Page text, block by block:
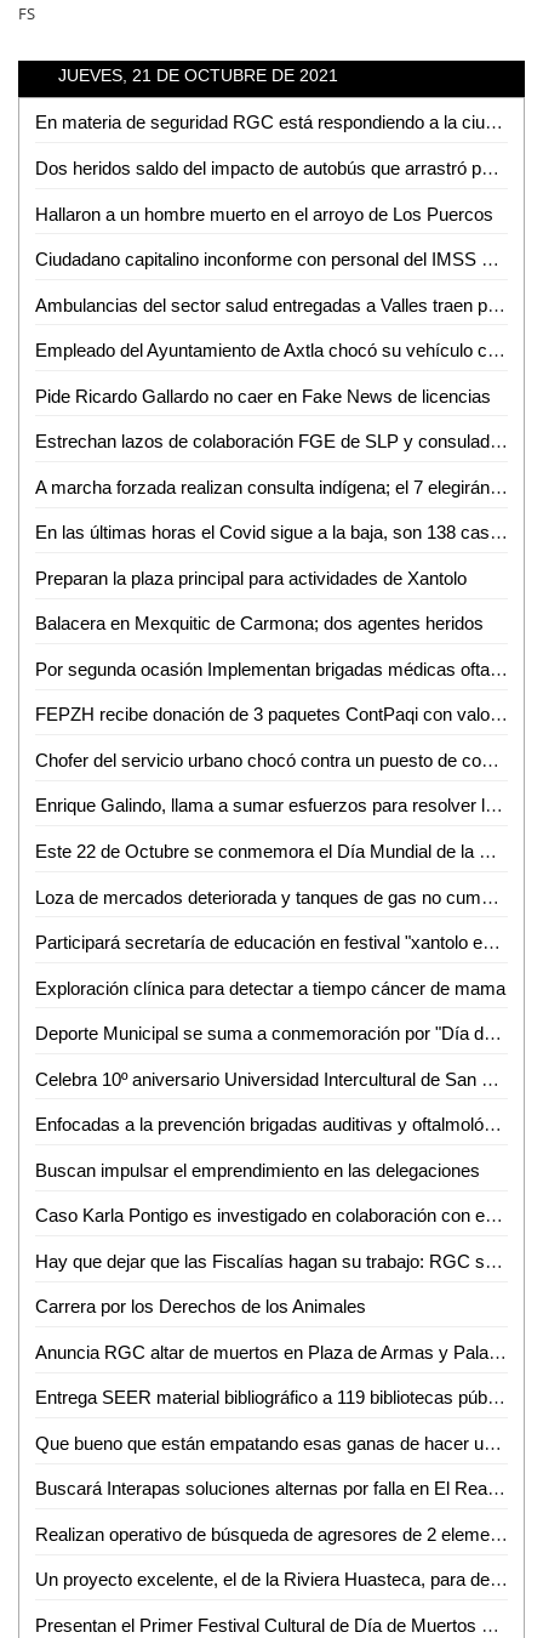
FS
JUEVES, 21 DE OCTUBRE DE 2021
En materia de seguridad RGC está respondiendo a la ciudadanía: Matilde Hernández
Dos heridos saldo del impacto de autobús que arrastró puesto de gorditas
Hallaron a un hombre muerto en el arroyo de Los Puercos
Ciudadano capitalino inconforme con personal del IMSS de Ciudad Valles
Ambulancias del sector salud entregadas a Valles traen placas sobrepuestas
Empleado del Ayuntamiento de Axtla chocó su vehículo contra una ambulancia de Tanlajás; 5 heridos
Pide Ricardo Gallardo no caer en Fake News de licencias
Estrechan lazos de colaboración FGE de SLP y consulado americano
A marcha forzada realizan consulta indígena; el 7 elegirán a su representante ante el municipio
En las últimas horas el Covid sigue a la baja, son 138 casos nuevos y 6 defunciones
Preparan la plaza principal para actividades de Xantolo
Balacera en Mexquitic de Carmona; dos agentes heridos
Por segunda ocasión Implementan brigadas médicas oftalmológicas y auditivas
FEPZH recibe donación de 3 paquetes ContPaqi con valor superior a los 300 mil pesos
Chofer del servicio urbano chocó contra un puesto de comida; 2 heridos
Enrique Galindo, llama a sumar esfuerzos para resolver la problemática del agua en SLP
Este 22 de Octubre se conmemora el Día Mundial de la Medicina Tradicional
Loza de mercados deteriorada y tanques de gas no cumplen exigencias: Santiago Nales
Participará secretaría de educación en festival "xantolo en tu ciudad"
Exploración clínica para detectar a tiempo cáncer de mama
Deporte Municipal se suma a conmemoración por "Día de Muertos"
Celebra 10º aniversario Universidad Intercultural de San Luis Potosí campus Tanquián
Enfocadas a la prevención brigadas auditivas y oftalmológicas: Huerta Robledo
Buscan impulsar el emprendimiento en las delegaciones
Caso Karla Pontigo es investigado en colaboración con equipo de expertos de la Fiscalía de Chihuahua
Hay que dejar que las Fiscalías hagan su trabajo: RGC sobre denuncias contra ex edil
Carrera por los Derechos de los Animales
Anuncia RGC altar de muertos en Plaza de Armas y Palacio de Gobierno
Entrega SEER material bibliográfico a 119 bibliotecas públicas
Que bueno que están empatando esas ganas de hacer un gran proyecto turístico: Lilia Lara
Buscará Interapas soluciones alternas por falla en El Realito
Realizan operativo de búsqueda de agresores de 2 elementos de PDI
Un proyecto excelente, el de la Riviera Huasteca, para detonar el turismo
Presentan el Primer Festival Cultural de Día de Muertos de Santa María del Río